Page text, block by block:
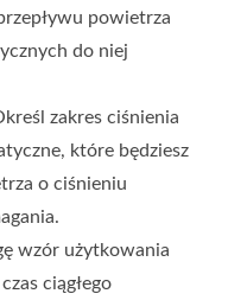
powietrza
do niej
zakres ciśnienia
które będziesz
o ciśnieniu
wzór użytkowania
ciągłego